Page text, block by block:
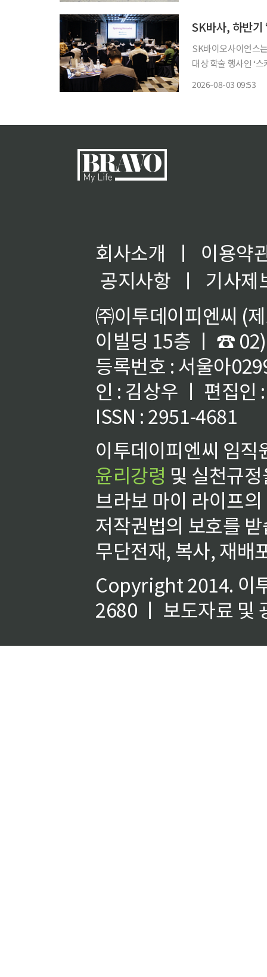
SK바이오사이언스
대상 학술 행사인 ‘
2026-08-03 09:53
회사소개 ㅣ
이용약
공지사항
ㅣ
기사제
㈜이투데이피엔씨 (
이빌딩 15층 ㅣ ☎
등록번호 : 서울아
인 : 김상우 ㅣ 편집인
ISSN : 2951-4681
이투데이피엔씨 임
윤리강령 및 실천규
브라보 마이 라이프
저작권법의 보호를
무단전재, 복사, 재배
Copyright 2014. 이
2680 ㅣ 보도자료